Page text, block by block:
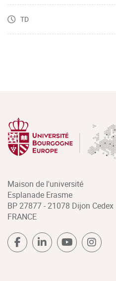
TD
Maison de l'université
Esplanade Erasme
BP 27877 - 21078 Dijon Cedex
FRANCE